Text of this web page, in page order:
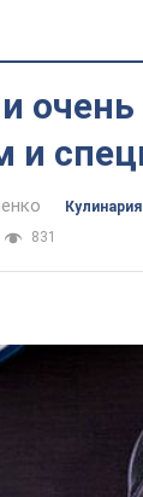
и
Кулинария
831